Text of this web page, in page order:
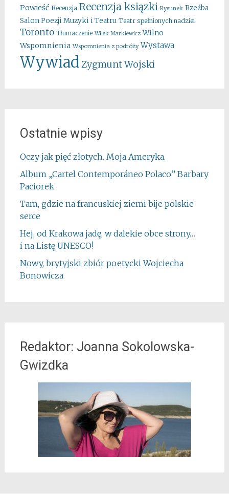
Powieść Recenzja Recenzja ksiązki Rysunek Rzeźba
Salon Poezji Muzyki i Teatru Teatr spełnionych nadziei
Toronto Tłumaczenie Wilek Markiewicz Wilno
Wspomnienia Wspomnienia z podróży Wystawa
WywiadZygmunt Wojski
Ostatnie wpisy
Oczy jak pięć złotych. Moja Ameryka.
Album „Cartel Contemporáneo Polaco” Barbary
Paciorek
Tam, gdzie na francuskiej ziemi bije polskie
serce
Hej, od Krakowa jadę, w dalekie obce strony…
i na Listę UNESCO!
Nowy, brytyjski zbiór poetycki Wojciecha
Bonowicza
Redaktor: Joanna Sokolowska-
Gwizdka